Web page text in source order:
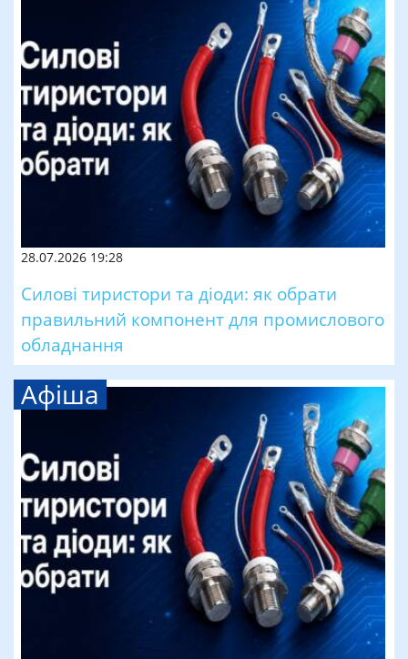
28.07.2026 19:28
Силові тиристори та діоди: як обрати
правильний компонент для промислового
обладнання
Афіша